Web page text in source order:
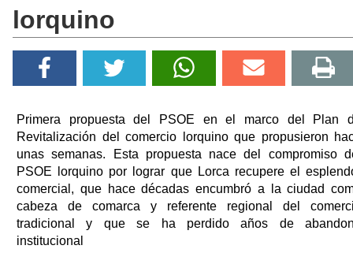
lorquino
Primera propuesta del PSOE en el marco del Plan
Revitalización del comercio lorquino que propusieron
unas semanas. Esta propuesta nace del compromiso
PSOE lorquino por lograr que Lorca recupere el
comercial, que hace décadas encumbró a la ciudad
cabeza de comarca y referente regional del
tradicional y que se ha perdido años de
institucional